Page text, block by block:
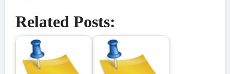
Related Posts: